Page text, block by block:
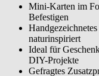
Mini-Karten im
Befestigen
naturinspiriert
Ideal für
DIY-Projekte
Gefragtes